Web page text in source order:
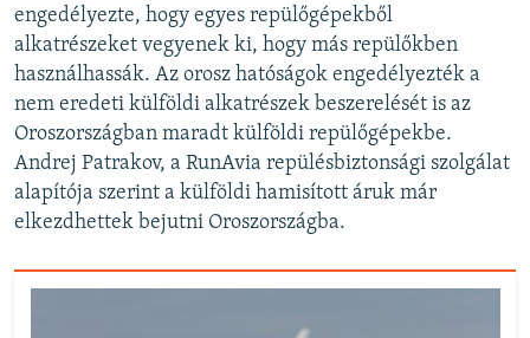
engedélyezte, hogy egyes repülőgépekből
alkatrészeket vegyenek ki, hogy más repülőkben
használhassák. Az orosz hatóságok engedélyezték a
nem eredeti külföldi alkatrészek beszerelését is az
Oroszországban maradt külföldi repülőgépekbe.
Andrej Patrakov, a RunAvia repülésbiztonsági szolgálat
alapítója szerint a külföldi hamisított áruk már
elkezdhettek bejutni Oroszországba.